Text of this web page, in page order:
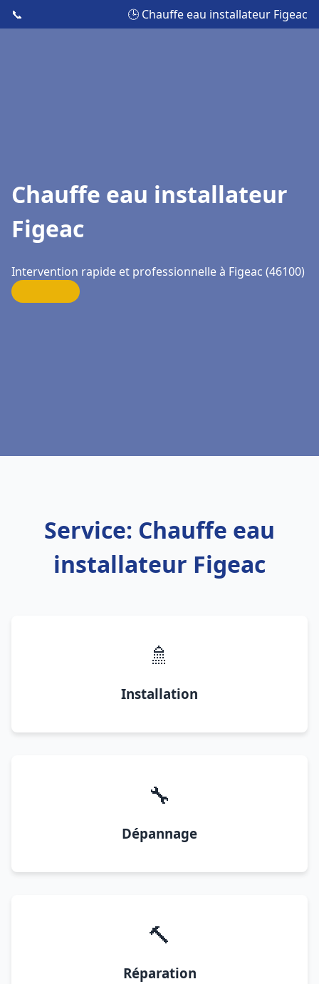
📞 🕒 Chauffe eau installateur Figeac
Chauffe eau installateur
Figeac
Intervention rapide et professionnelle à Figeac (46100)
Service: Chauffe eau
installateur Figeac
🚿
Installation
🔧
Dépannage
🔨
Réparation